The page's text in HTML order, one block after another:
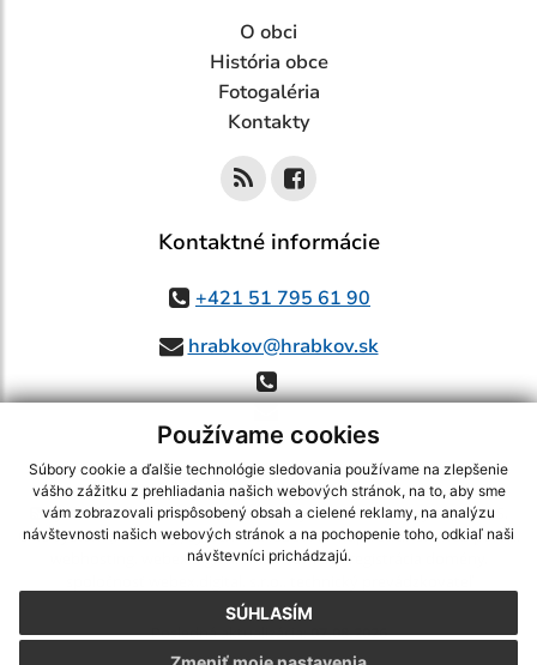
Používame cookies
Súbory cookie a ďalšie technológie sledovania používame na zlepšenie
vášho zážitku z prehliadania našich webových stránok, na to, aby sme
vám zobrazovali prispôsobený obsah a cielené reklamy, na analýzu
návštevnosti našich webových stránok a na pochopenie toho, odkiaľ naši
návštevníci prichádzajú.
SÚHLASÍM
O obci
História obce
Fotogaléria
Kontakty
Kontaktné informácie
+421 51 795 61 90
hrabkov@hrabkov.sk
využite možnosť získavania aktuálnych informácií s využitím RSS
CMS systém (redakčný) systém ECHELON 2,Mapa stránok,web portál
webex.digital, s.r.o.,domény,registrácia domény
Posledná aktualizácia:07.08.2026